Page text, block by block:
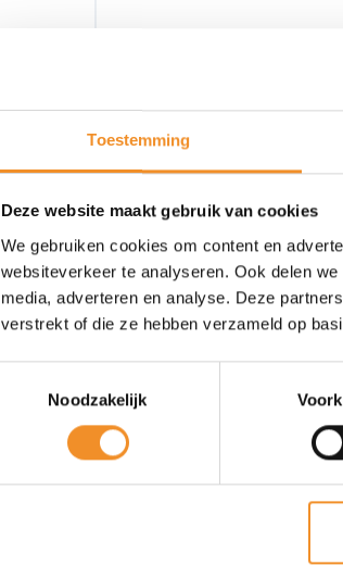
Toestemming
Deze website maakt gebruik van cookies
We gebruiken cookies om content en
websiteverkeer te analyseren. Ook delen
media, adverteren en analyse. Deze
verstrekt of die ze hebben verzameld op
Noodzakelijk
Makita DVC560Z Accu
Op werkdagen vóór 15u
€249,99